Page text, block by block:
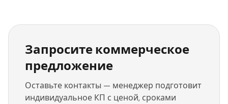
Запросите коммерческое
предложение
Оставьте контакты — менеджер подготовит
индивидуальное КП с ценой, сроками